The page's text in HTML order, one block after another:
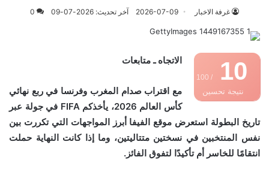
غرفة الاخبار 2026-07-09 آخر تحديث: 2026-07-09 0
10
/ 100
نتيجة تحسين
الاتجاه ـ متابعات
مع اقتراب صدام المغرب وفرنسا في ربع نهائي
كأس العالم 2026، يأخذكم FIFA في جولة عبر
تاريخ البطولة استعرض موقع الفيفا أبرز المواجهات التي تكررت بين
نفس المنتخبين في نسختين متتاليتين، وما إذا كانت النهاية حملت
انتقامًا للخاسر أم تأكيدًا لتفوق الفائز.